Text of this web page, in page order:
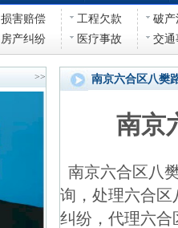
损害赔偿 工程欠款
破产
房产纠纷 医疗事故 交通
>> 南京六合区八樊
南京
南京六合区八
询，处理六合区
纠纷，代理六合